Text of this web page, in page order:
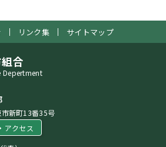
リンク集 サイトマップ
合
Depertment
新町13番35号
アクセス